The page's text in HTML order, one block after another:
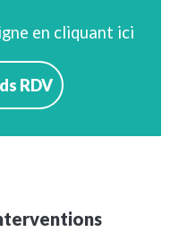
en cliquant ici
RDV